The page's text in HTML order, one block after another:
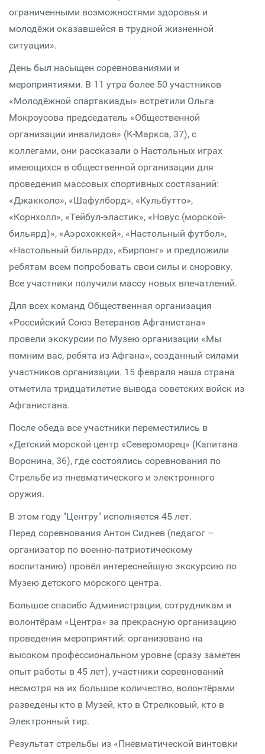
ограниченными возможностями здоровья и
молодёжи оказавшейся в трудной жизненной
ситуации».
День был насыщен соревнованиями и
мероприятиями. В 11 утра более 50 участников
«Молодёжной спартакиады» встретили Ольга
Мокроусова председатель «Общественной
организации инвалидов» (К-Маркса, 37), с
коллегами, они рассказали о Настольных играх
имеющихся в общественной организации для
проведения массовых спортивных состязаний:
«Джакколо», «Шафулборд», «Кульбутто»,
«Корнхолл», «Тейбул-эластик», «Новус (морской-
бильярд)», «Аэрохоккей», «Настольный футбол»,
«Настольный бильярд», «Бирпонг» и предложили
ребятам всем попробовать свои силы и сноровку.
Все участники получили массу новых впечатлений.
Для всех команд Общественная организация
«Российский Союз Ветеранов Афганистана»
провели экскурсии по Музею организации «Мы
помним вас, ребята из Афгана», созданный силами
участников организации. 15 февраля наша страна
отметила тридцатилетие вывода советских войск из
Афганистана.
После обеда все участники переместились в
«Детский морской центр «Североморец» (Капитана
Воронина, 36), где состоялись соревнования по
Стрельбе из пневматического и электронного
оружия.
В этом году "Центру" исполняется 45 лет.
Перед соревнования Антон Сиднев (педагог –
организатор по военно-патриотическому
воспитанию) провёл интереснейшую экскурсию по
Музею детского морского центра.
Большое спасибо Администрации, сотрудникам и
волонтёрам «Центра» за прекрасную организацию
проведения мероприятий: организовано на
высоком профессиональном уровне (сразу заметен
опыт работы в 45 лет), участники соревнований
несмотря на их большое количество, волонтёрами
разведены кто в Музей, кто в Стрелковый, кто в
Электронный тир.
Результат стрельбы из «Пневматической винтовки